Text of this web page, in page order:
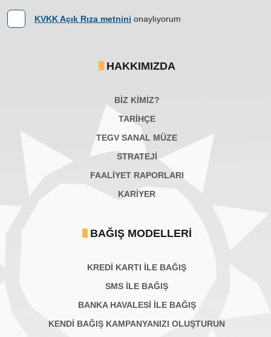
KVKK Açık Rıza metnini onaylıyorum
HAKKIMIZDA
BİZ KİMİZ?
TARİHÇE
TEGV SANAL MÜZE
STRATEJİ
FAALİYET RAPORLARI
KARIYER
BAĞIŞ MODELLERI
KREDİ KARTI İLE BAĞIŞ
SMS İLE BAĞIŞ
BANKA HAVALESİ İLE BAĞIŞ
KENDİ BAĞIŞ KAMPANYANIZI OLUŞTURUN